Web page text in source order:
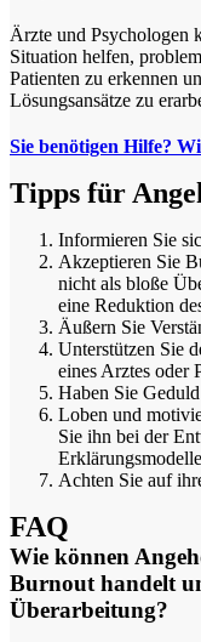
Ärzte und Psychologen
Situation helfen,
Patienten zu erkennen
Lösungsansätze zu
Sie benötigen Hilfe?
Tipps für
Informieren Sie
Akzeptieren Sie
nicht als bloße
eine Reduktion
Äußern Sie
Unterstützen Sie
eines Arztes oder
Haben Sie Geduld
Loben und
Sie ihn bei der
Achten Sie auf
FAQ
Wie können
Burnout handelt
Überarbeitung?